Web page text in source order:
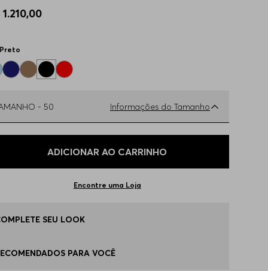
1.210,00
Preto
-50 Informações do Tamanho
ADICIONAR AO CARRINHO
Encontre uma Loja
SEU LOOK
PARA VOCÊ